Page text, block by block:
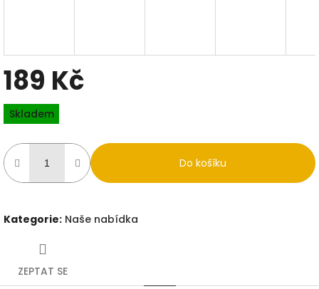
189 Kč
Měrná
cena:
Skladem
Do košíku
Kategorie: Naše nabídka
ZEPTAT SE